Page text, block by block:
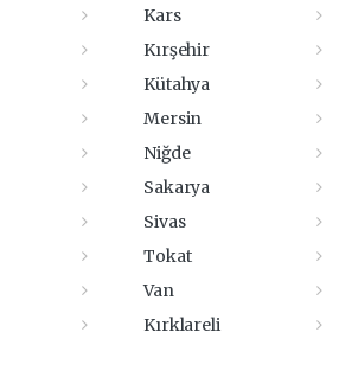
Kars
Kırşehir
Kütahya
Mersin
Niğde
Sakarya
Sivas
Tokat
Van
Kırklareli